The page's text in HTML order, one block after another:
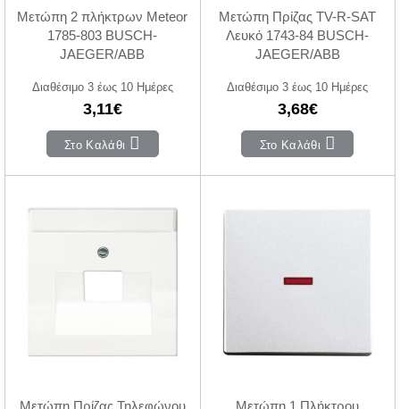
Μετώπη 2 πλήκτρων Meteor
1785-803 BUSCH-
JAEGER/ABB
Διαθέσιμο 3 έως 10 Ημέρες
3,11€
Στο Καλάθι
Μετώπη Πρίζας TV-R-SAT
Λευκό 1743-84 BUSCH-
JAEGER/ABB
Διαθέσιμο 3 έως 10 Ημέρες
3,68€
Στο Καλάθι
Μετώπη Πρίζας Τηλεφώνου
Μετώπη 1 Πλήκτρου